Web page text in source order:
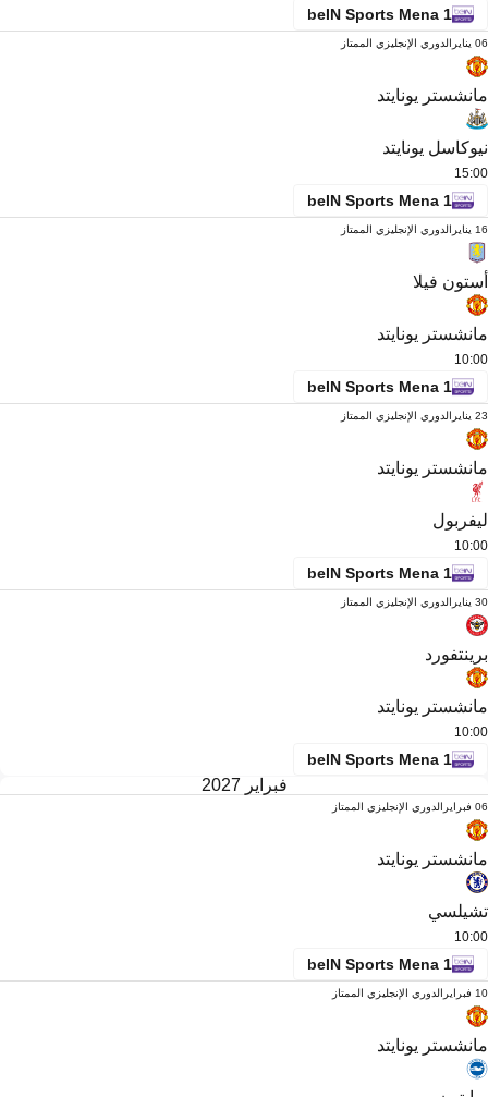
beIN Sports Mena 1
06 يناير الدوري الإنجليزي الممتاز
مانشستر يونايتد
نيوكاسل يونايتد
15:00
beIN Sports Mena 1
16 يناير الدوري الإنجليزي الممتاز
أستون فيلا
مانشستر يونايتد
10:00
beIN Sports Mena 1
23 يناير الدوري الإنجليزي الممتاز
مانشستر يونايتد
ليفربول
10:00
beIN Sports Mena 1
30 يناير الدوري الإنجليزي الممتاز
برينتفورد
مانشستر يونايتد
10:00
beIN Sports Mena 1
فبراير 2027
06 فبراير الدوري الإنجليزي الممتاز
مانشستر يونايتد
تشيلسي
10:00
beIN Sports Mena 1
10 فبراير الدوري الإنجليزي الممتاز
مانشستر يونايتد